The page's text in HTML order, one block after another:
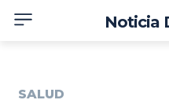
Noticia
SALUD